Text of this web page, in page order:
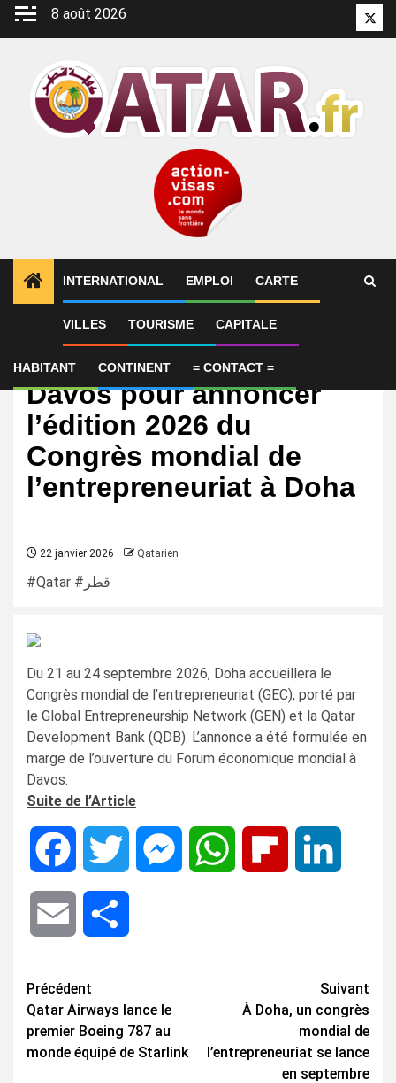
Aller
8 août 2026
INTERNATIONAL EMPLOI CARTE
VILLES TOURISME CAPITALE
HABITANT CONTINENT = CONTACT =
International
Le Qatar profite de
Davos pour annoncer
l’édition 2026 du
Congrès mondial de
l’entrepreneuriat à Doha
22 janvier 2026 Qatarien
#Qatar #قطر
Du 21 au 24 septembre 2026, Doha accueillera le
Congrès mondial de l’entrepreneuriat (GEC), porté par
le Global Entrepreneurship Network (GEN) et la Qatar
Development Bank (QDB). L’annonce a été formulée en
marge de l’ouverture du Forum économique mondial à
Davos.
Suite de l’Article
Facebook Twitter MessengerWhatsApp Flipboard
Email
Navigation
d’article
Précédent
Qatar Airways lance le
premier Boeing 787 au
monde équipé de Starlink
Suivant
À Doha, un congrès
mondial de
l’entrepreneuriat se lance
en septembre